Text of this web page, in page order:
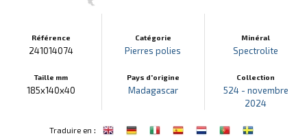
Référence
241014074
Taille mm
185x140x40
Catégorie
Pierres polies
Pays d'origine
Madagascar
Minéral
Spectrolite
Collection
524 - novembre
2024
Traduire en :